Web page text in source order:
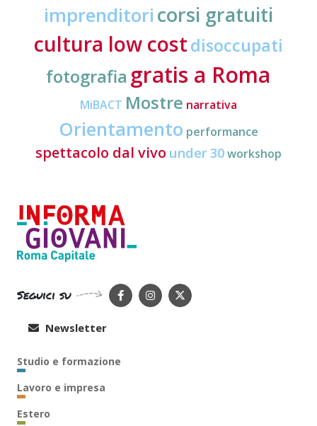
imprenditori corsi gratuiti
cultura low costdisoccupati
fotografia gratis a Roma
MiBACT Mostre narrativa
Orientamento performance
spettacolo dal vivo under 30workshop
Seguici su
Newsletter
Studio e formazione
Lavoro e impresa
Estero